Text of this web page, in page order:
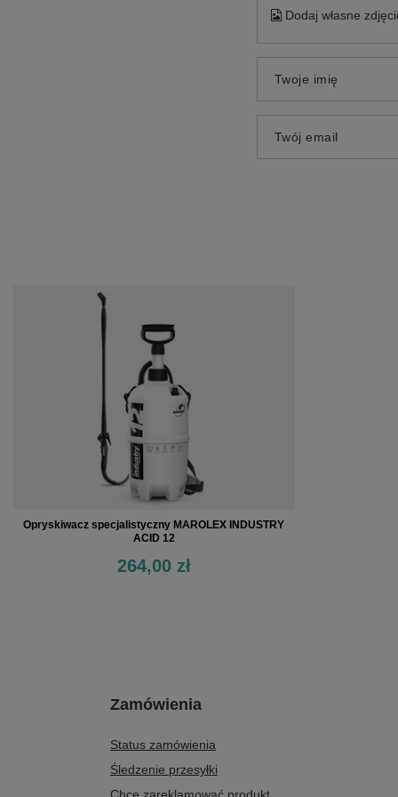
Dodaj własne
Twoje imię
Twój email
Opryskiwacz specjalistyczny MAROLEX INDUSTRY
ACID 12
264,00 zł
Zamówienia
Status zamówienia
Śledzenie przesyłki